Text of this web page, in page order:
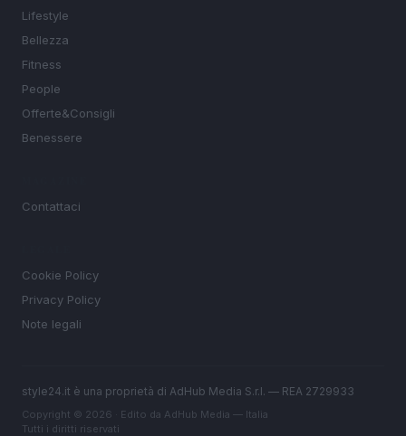
Lifestyle
Bellezza
Fitness
People
Offerte&Consigli
Benessere
Contattaci
Cookie Policy
Privacy Policy
Note legali
style24.it è una proprietà di AdHub Media S.r.l. — REA 2729933
Copyright © 2026 · Edito da AdHub Media — Italia
Tutti i diritti riservati